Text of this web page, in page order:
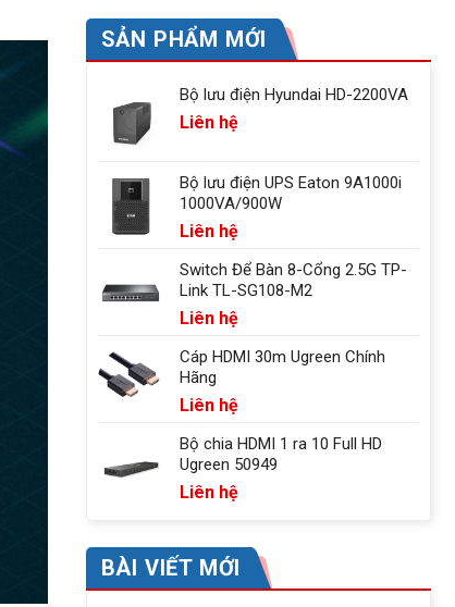
SẢN PHẨM MỚI
Bộ lưu điện Hyundai HD-2200VA
Liên hệ
Bộ lưu điện UPS Eaton 9A1000i
1000VA/900W
Liên hệ
Switch Để Bàn 8-Cổng 2.5G TP-
Link TL-SG108-M2
Liên hệ
Cáp HDMI 30m Ugreen Chính
Hãng
Liên hệ
Bộ chia HDMI 1 ra 10 Full HD
Ugreen 50949
Liên hệ
BÀI VIẾT MỚI